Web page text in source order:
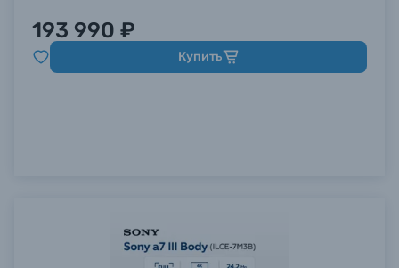
193 990 ₽
Купить